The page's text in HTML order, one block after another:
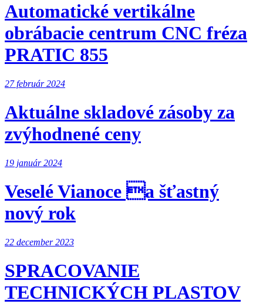
Automatické vertikálne
obrábacie centrum CNC fréza
PRATIC 855
27 február 2024
Aktuálne skladové zásoby za
zvýhodnené ceny
19 január 2024
Veselé Vianoce a šťastný
nový rok
22 december 2023
SPRACOVANIE
TECHNICKÝCH PLASTOV